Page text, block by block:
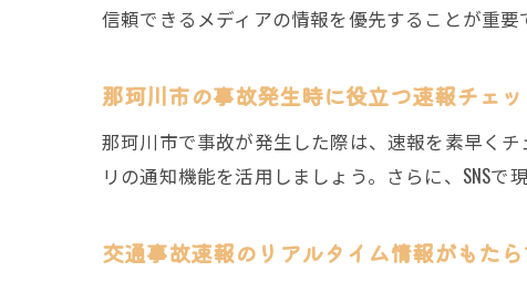
信頼できるメディアの情報を優先することが重
那珂川市の事故発生時に役立つ速報チェ
那珂川市で事故が発生した際は、速報を素早く
リの通知機能を活用しましょう。さらに、SNS
交通事故速報のリアルタイム情報がもた